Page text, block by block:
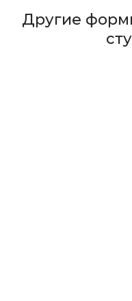
Другие